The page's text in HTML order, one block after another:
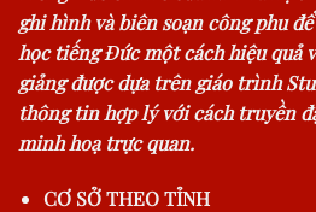
ghi hình và biên soạn công phu
học tiếng Đức một cách hiệu quả
giảng được dựa trên giáo trình
thông tin hợp lý với cách truyền
minh hoạ trực quan.
CƠ SỞ THEO TỈNH